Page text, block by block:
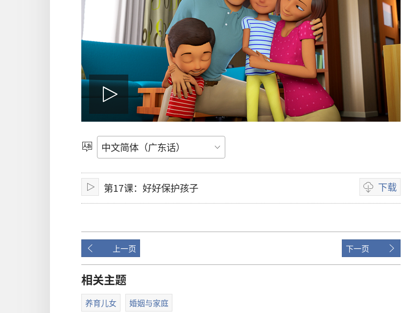
播
放
影
选
语
言播
放
第17课：好好保护孩子 下载
录
像
载
选
项
上一页 下一页
相关主题
养育儿女 婚姻与家庭